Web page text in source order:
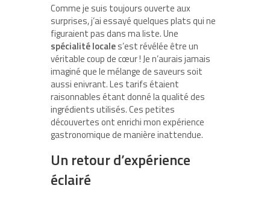
Comme je suis toujours ouverte aux
surprises, j’ai essayé quelques plats qui ne
figuraient pas dans ma liste. Une
spécialité locales’est révélée être un
véritable coup de cœur ! Je n’aurais jamais
imaginé que le mélange de saveurs soit
aussi enivrant. Les tarifs étaient
raisonnables étant donné la qualité des
ingrédients utilisés. Ces petites
découvertes ont enrichi mon expérience
gastronomique de manière inattendue.
Un retour d’expérience
éclairé